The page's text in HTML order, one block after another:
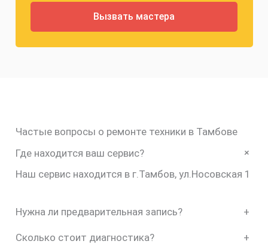
Частые вопросы о ремонте техники в Тамбове
Где находится ваш сервис?
+
Наш сервис находится в г.Тамбов, ул.Носовская 1
Нужна ли предварительная запись? +
Сколько стоит диагностика? +